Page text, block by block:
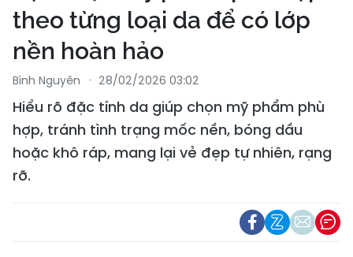
theo từng loại da để có lớp
nền hoàn hảo
Bình Nguyên 28/02/2026 03:02
Hiểu rõ đặc tính da giúp chọn mỹ phẩm phù
hợp, tránh tình trạng mốc nền, bóng dầu
hoặc khô ráp, mang lại vẻ đẹp tự nhiên, rạng
rỡ.